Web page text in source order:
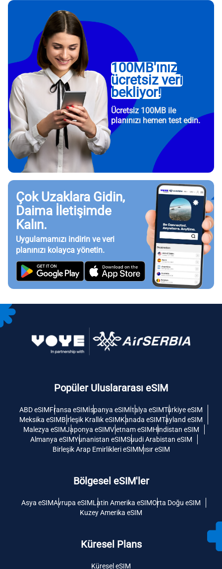
100MB'ınız
ücretsiz veri
bekliyor!
Ücretsiz 100MB ile
planınızı hemen test edin.
Çok Uzaklara Gidin,
Daima İletişimde
Kalın.
Uygulamamızı indirin ve veri
planınızı kolayca yönetin.
Popüler Uluslararası eSIM
ABD eSIMFransa eSIMİspanya eSIMİtalya eSIMTürkiye eSIM
Meksika eSIMBirleşik Krallık eSIMKanada eSIMTayland eSIM
Malezya eSIMJaponya eSIMVietnam eSIMHindistan eSIM
Almanya eSIMYunanistan eSIMSuudi Arabistan eSIM
Birleşik Arap Emirlikleri eSIMMısır eSIM
Bölgesel eSIM'ler
Asya eSIMAvrupa eSIMLatin Amerika eSIMOrta Doğu eSIM
Kuzey Amerika eSIM
Küresel Plans
Küresel eSIM